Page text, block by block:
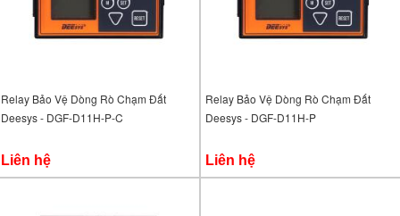
Relay Bảo Vệ Dòng Rò Chạm Đất
Deesys - DGF-D11H-P-C
Liên hệ
Relay Bảo Vệ Dòng Rò Chạm Đất
Deesys - DGF-D11H-P
Liên hệ